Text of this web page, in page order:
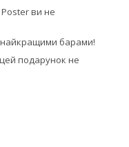
Poster ви не
найкращими барами!
подарунок не